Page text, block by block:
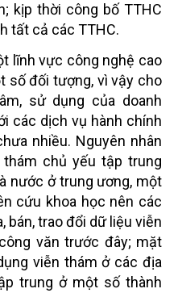
kịp thời công bố TTHC
tất cả các TTHC.
lĩnh vực công nghệ cao
số đối tượng, vì vậy cho
sử dụng của doanh
các dịch vụ hành chính
nhiều. Nguyên nhân
chủ yếu tập trung
nước ở trung ương, một
cứu khoa học nên các
bán, trao đổi dữ liệu viễn
văn trước đây; mặt
viễn thám ở các địa
trung ở một số thành